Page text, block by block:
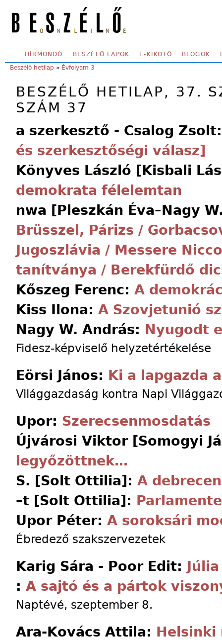
SECONDARY MENU
HÍRMONDÓ BESZÉLŐ LAPOK E-KIKÖTŐ BLOGOK
YOU ARE HERE:
Beszélő hetilap » Évfolyam 3
BESZÉLŐ HETILAP, 37.
SZÁM 37
a szerkesztő - Csalog
és szerkesztőségi válasz]
Könyves László [Kisbali
demokrata félelemtan
nwa [Pleszkán Éva–Nagy
Brüsszel, Párizs /
Jugoszlávia / Messere
tanítványa / Berekfürdő
Kőszeg Ferenc: A
Kiss Ilona: A Szovjetunió
Nagy W. András: Nyugodt
Fidesz-képviselő helyzetértékelése
Eörsi János: Ki a lapgazda
Világgazdaság kontra Napi
Upor: Szerecsenmosdatás
Újvárosi Viktor [Somogyi
legyőzöttnek…
S. [Solt Ottilia]: A
–t [Solt Ottilia]:
Upor Péter: A soroksári
Ébredező szakszervezetek
Karig Sára - Poor Edit:
: A sajtó és a pártok
Naptévé, szeptember 8.
Ara-Kovács Attila: Helsinki